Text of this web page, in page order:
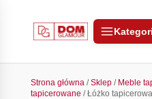
Strona główna/Sklep/ Meble
tapicerowane / Łóżko